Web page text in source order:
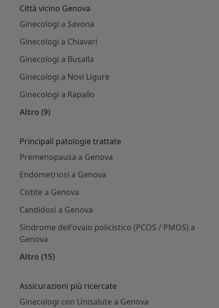
Città vicino Genova
Ginecologi a Savona
Ginecologi a Chiavari
Ginecologi a Busalla
Ginecologi a Novi Ligure
Ginecologi a Rapallo
Altro (9)
Principali patologie trattate
Premenopausa a Genova
Endometriosi a Genova
Cistite a Genova
Candidosi a Genova
Sindrome dell'ovaio policistico (PCOS / PMOS) a
Genova
Altro (15)
Assicurazioni più ricercate
Ginecologi con Unisalute a Genova